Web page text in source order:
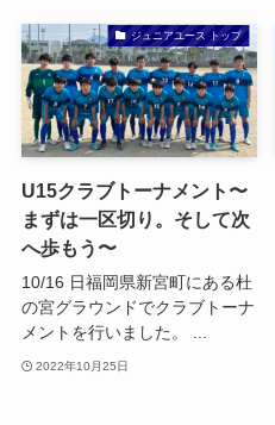
ジュニアユース トップ
U15クラブトーナメント〜
まずは一区切り。そして次
へ歩もう〜
10/16 日福岡県新宮町にある杜
の宮グラウンドでクラブトーナ
メントを行いました。 ...
2022年10月25日